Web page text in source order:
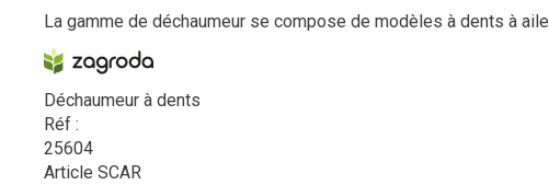
La gamme de déchaumeur se compose de modèles à dents à
Déchaumeur à dents
Réf :
25604
Article SCAR